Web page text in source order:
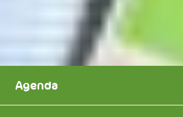
Agenda